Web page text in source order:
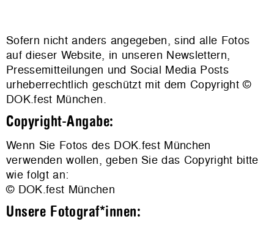
Sofern nicht anders angegeben, sind alle Fotos
auf dieser Website, in unseren Newslettern,
Pressemitteilungen und Social Media Posts
urheberrechtlich geschützt mit dem Copyright ©
DOK.fest München.
Copyright-Angabe:
Wenn Sie Fotos des DOK.fest München
verwenden wollen, geben Sie das Copyright bitte
wie folgt an:
© DOK.fest München
Unsere Fotograf*innen: